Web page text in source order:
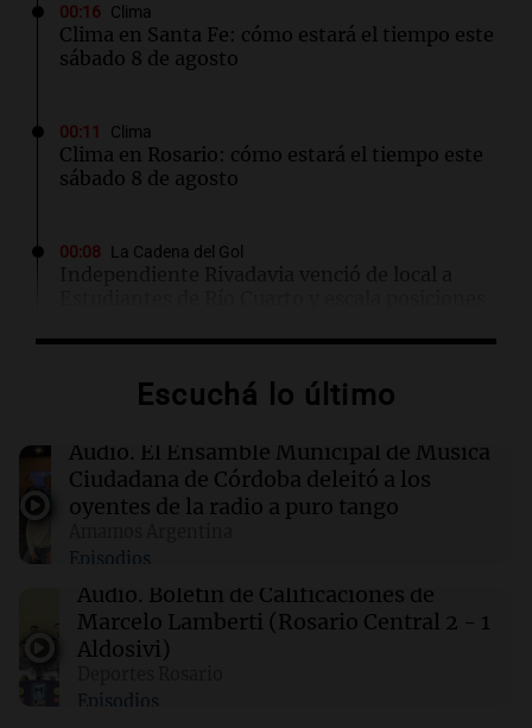
00:16 Clima
Clima en Santa Fe: cómo estará el tiempo este
sábado 8 de agosto
00:11 Clima
Clima en Rosario: cómo estará el tiempo este
sábado 8 de agosto
00:08 La Cadena del Gol
Independiente Rivadavia venció de local a
Clima
sábado 8 de agosto
00:00 Clima
sábado 8 de agosto
23:54 Mundo
De la Espriella promete impulsar energías
Colombia
Escuchá lo último
Audio. El Ensamble Municipal de Música
Ciudadana de Córdoba deleitó a los
oyentes de la radio a puro tango
Episodios
Audio. Boletín de Calificaciones de
Marcelo Lamberti (Rosario Central 2 - 1
Aldosivi)
Episodios